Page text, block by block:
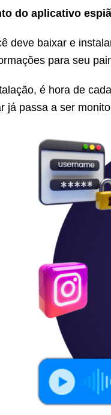
do aplicativo
deve baixar e
para seu
é hora de
já passa a ser